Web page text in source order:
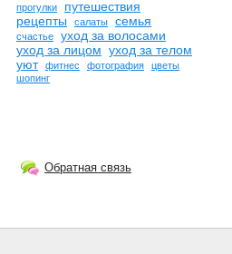
прогулки
путешествия
рецепты
салаты семья
счастье
уход за волосами
уход за лицом уход за телом
уют
фитнес фотография
цветы
шопинг
Обратная связь